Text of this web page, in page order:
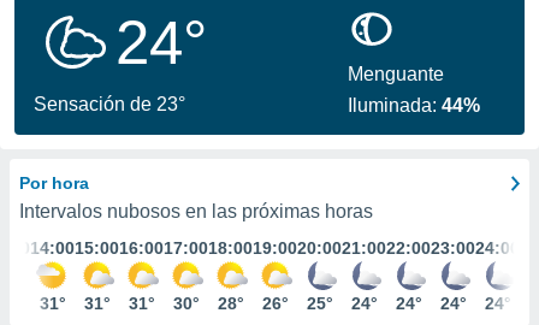
se
calidad.
a este
las
y
forma
digital
basada
24°
Sensación de 23°
Menguante
Iluminada:44%
Por hora
Intervalos nubosos en las próximas horas
14:00
31°
15:00
31°
16:00
31°
17:00
30°
18:00
28°
19:00
26°
20:00
25°
21:00
24°
22:00
24°
23:00
24°
24:00
24°